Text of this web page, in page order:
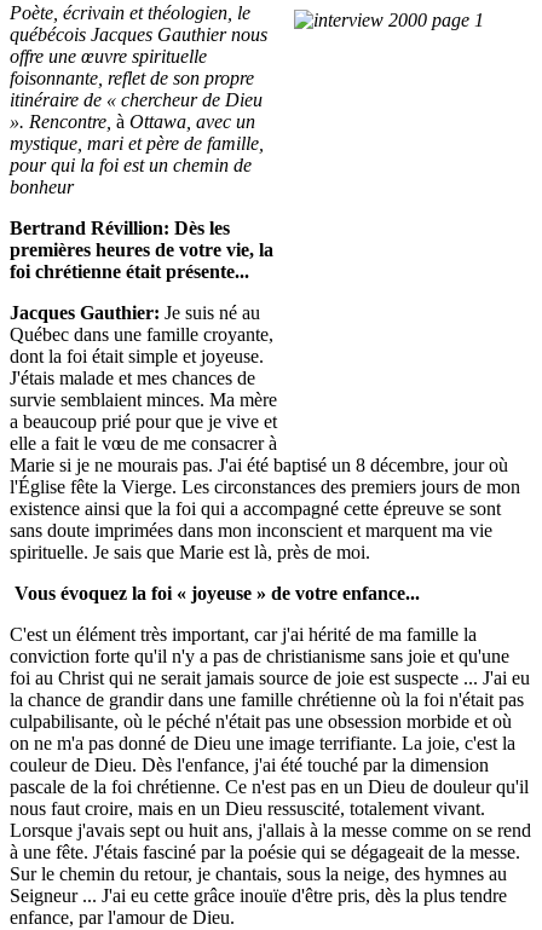
Poète, écrivain et théologien, le
québécois Jacques Gauthier nous
offre une œuvre spirituelle
foisonnante, reflet de son propre
itinéraire de « chercheur de Dieu
». Rencontre, à Ottawa, avec un
mystique, mari et père de famille,
pour qui la foi est un chemin de
bonheur
Bertrand Révillion: Dès les
premières heures de votre vie, la
foi chrétienne était présente...
Jacques Gauthier: Je suis né au
Québec dans une famille croyante,
dont la foi était simple et joyeuse.
J'étais malade et mes chances de
survie semblaient minces. Ma mère
a beaucoup prié pour que je vive et
elle a fait le vœu de me consacrer à
Marie si je ne mourais pas. J'ai été baptisé un 8 décembre, jour où
l'Église fête la Vierge. Les circonstances des premiers jours de mon
existence ainsi que la foi qui a accompagné cette épreuve se sont
sans doute imprimées dans mon inconscient et marquent ma vie
spirituelle. Je sais que Marie est là, près de moi.
Vous évoquez la foi « joyeuse » de votre enfance...
C'est un élément très important, car j'ai hérité de ma famille la
conviction forte qu'il n'y a pas de christianisme sans joie et qu'une
foi au Christ qui ne serait jamais source de joie est suspecte ... J'ai eu
la chance de grandir dans une famille chrétienne où la foi n'était pas
culpabilisante, où le péché n'était pas une obsession morbide et où
on ne m'a pas donné de Dieu une image terrifiante. La joie, c'est la
couleur de Dieu. Dès l'enfance, j'ai été touché par la dimension
pascale de la foi chrétienne. Ce n'est pas en un Dieu de douleur qu'il
nous faut croire, mais en un Dieu ressuscité, totalement vivant.
Lorsque j'avais sept ou huit ans, j'allais à la messe comme on se rend
à une fête. J'étais fasciné par la poésie qui se dégageait de la messe.
Sur le chemin du retour, je chantais, sous la neige, des hymnes au
Seigneur ... J'ai eu cette grâce inouïe d'être pris, dès la plus tendre
enfance, par l'amour de Dieu.